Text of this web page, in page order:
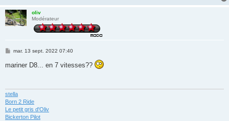
oliv
Modérateur
M
s
s
mar. 13 sept. 2022 07:40
mariner D8... en 7 vitesses??
stella
Born 2 Ride
Le petit gris d'Oliv
Bickerton Pilot